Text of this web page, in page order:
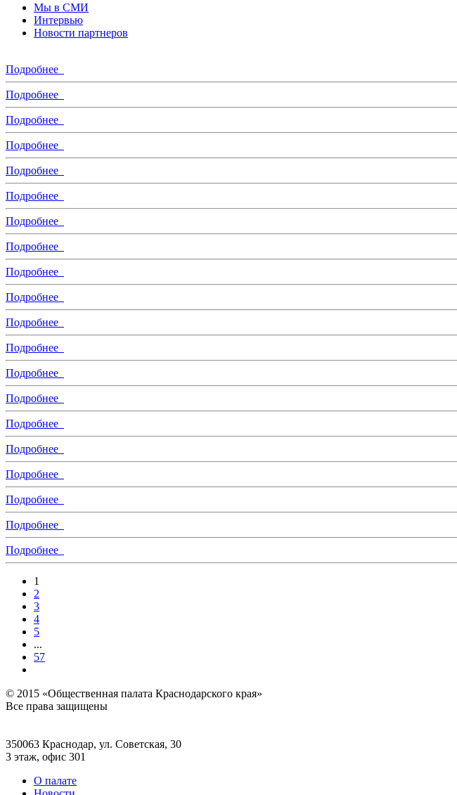
Мы в СМИ
Интервью
Новости партнеров
Подробнее
Подробнее
Подробнее
Подробнее
Подробнее
Подробнее
Подробнее
Подробнее
Подробнее
Подробнее
Подробнее
Подробнее
Подробнее
Подробнее
Подробнее
Подробнее
Подробнее
Подробнее
Подробнее
Подробнее
1
2
3
4
5
...
57
© 2015 «Общественная палата Краснодарского края»
Все права защищены
350063 Краснодар, ул. Советская, 30
3 этаж, офис 301
О палате